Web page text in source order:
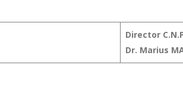
Director
Dr. Marius